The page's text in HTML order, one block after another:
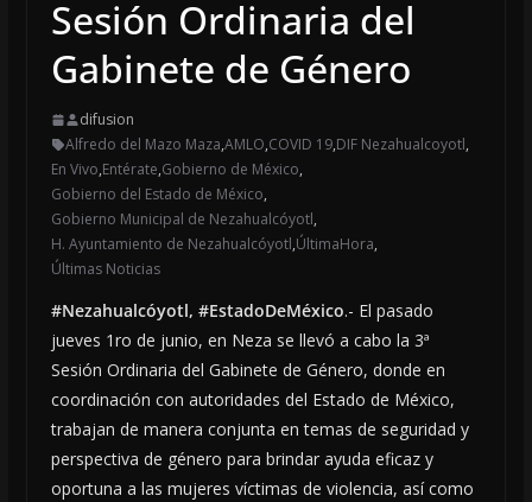
Sesión Ordinaria del
Gabinete de Género
difusion
Alfredo del Mazo Maza,AMLO,COVID 19,DIF Nezahualcoyotl,
En Vivo,Entérate,Gobierno de México,
Gobierno del Estado de México,
Gobierno Municipal de Nezahualcóyotl,
H. Ayuntamiento de Nezahualcóyotl,ÚltimaHora,
Últimas Noticias
#Nezahualcóyotl, #EstadoDeMéxico.- El pasado
jueves 1ro de junio, en Neza se llevó a cabo la 3ª
Sesión Ordinaria del Gabinete de Género, donde en
coordinación con autoridades del Estado de México,
trabajan de manera conjunta en temas de seguridad y
perspectiva de género para brindar ayuda eficaz y
oportuna a las mujeres víctimas de violencia, así como